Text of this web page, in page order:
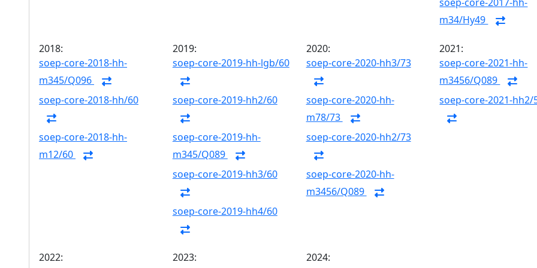
m34/Hy49
2018:
soep-core-2018-hh-
m345/Q096
soep-core-2018-hh/60
soep-core-2018-hh-
m12/60
2019:
soep-core-2019-hh-lgb/60
soep-core-2019-hh2/60
soep-core-2019-hh-
m345/Q089
soep-core-2019-hh3/60
soep-core-2019-hh4/60
2020:
soep-core-2020-hh3/73
soep-core-2020-hh-
m78/73
soep-core-2020-hh2/73
soep-core-2020-hh-
m3456/Q089
2021:
soep-core-2021-hh-
m3456/Q089
soep-core-2021-hh2/
2022:
2023:
2024: